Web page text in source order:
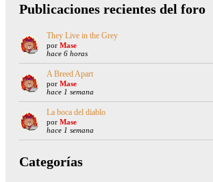
Publicaciones recientes del foro
They Live in the Grey
por Mase
hace 6 horas
A Breed Apart
por Mase
hace 1 semana
La boca del diablo
por Mase
hace 1 semana
Categorías